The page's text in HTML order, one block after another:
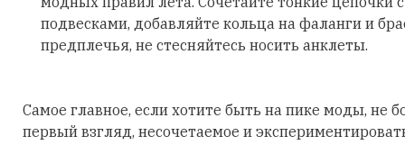
подвесками, добавляйте кольца на фаланги и
предплечья, не стесняйтесь носить анклеты.
Самое главное, если хотите быть на пике моды, не
первый взгляд, несочетаемое и